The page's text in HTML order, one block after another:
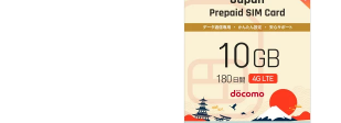
用 NTTドコモ回線（doc
omo 回線）